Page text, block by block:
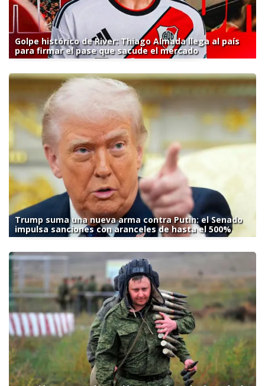
Golpe histórico de River: Thiago Almada llega al país
para firmar el pase que sacude el mercado
Trump suma una nueva arma contra Putin: el Senado
impulsa sanciones con aranceles de hasta el 500%